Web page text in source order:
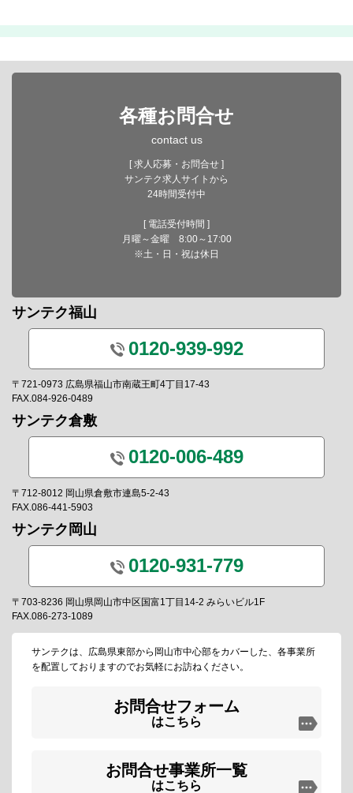
各種お問合せ
contact us
[ 求人応募・お問合せ ]
サンテク求人サイトから
24時間受付中
[ 電話受付時間 ]
月曜～金曜 8:00～17:00
※土・日・祝は休日
サンテク福山
0120-939-992
〒721-0973 広島県福山市南蔵王町4丁目17-43
FAX.084-926-0489
サンテク倉敷
0120-006-489
〒712-8012 岡山県倉敷市連島5-2-43
FAX.086-441-5903
サンテク岡山
0120-931-779
〒703-8236 岡山県岡山市中区国富1丁目14-2 みらいビル1F
FAX.086-273-1089
サンテクは、広島県東部から岡山市中心部をカバーした、各事業所
を配置しておりますのでお気軽にお訪ねください。
お問合せフォーム
はこちら
お問合せ事業所一覧
はこちら